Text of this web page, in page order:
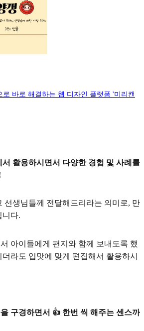
바로 해결하는 웹 디자인 플랫폼 '미리캔
활용하시면서 다양한 경험 및 사례를
선생님들께 전달해드리라는 의미로, 만
니다.
아이들에게 편지와 함께 보내도록 했
라도 입맛에 맞게 편집해서 활용하시
구경하면서 👍 한번 씩 해주는 센스까